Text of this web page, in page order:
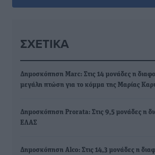
ΣΧΕΤΙΚΆ
Δημοσκόπηση Marc: Στις 14 μονάδες η
μεγάλη πτώση για το κόμμα της Μαρίας
Δημοσκόπηση Prorata: Στις 9,5 μονάδες η
ΕΛΑΣ
Δημοσκόπηση Alco: Στις 14,3 μονάδες η